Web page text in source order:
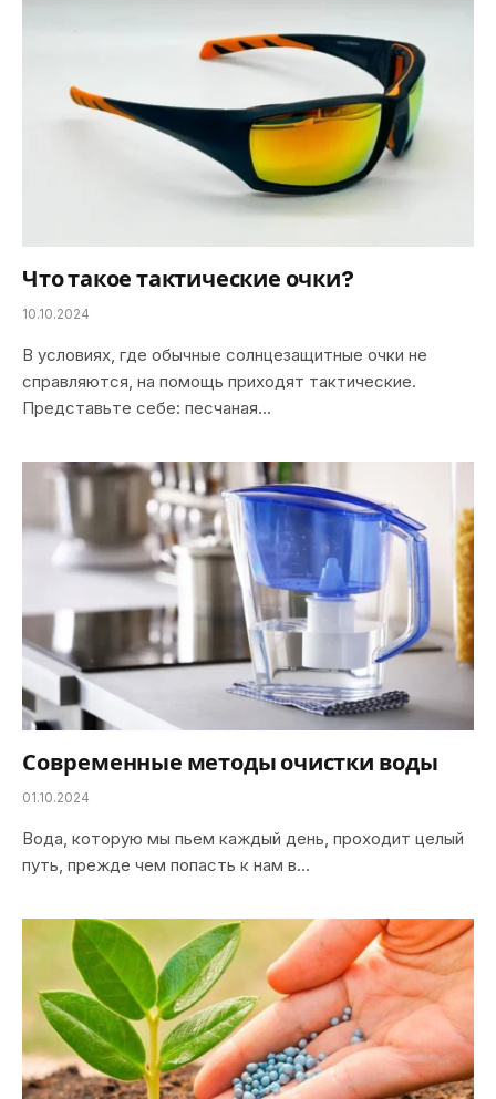
Что такое тактические очки?
10.10.2024
В условиях, где обычные солнцезащитные очки не
справляются, на помощь приходят тактические.
Представьте себе: песчаная…
Современные методы очистки воды
01.10.2024
Вода, которую мы пьем каждый день, проходит целый
путь, прежде чeм попасть к нам в…